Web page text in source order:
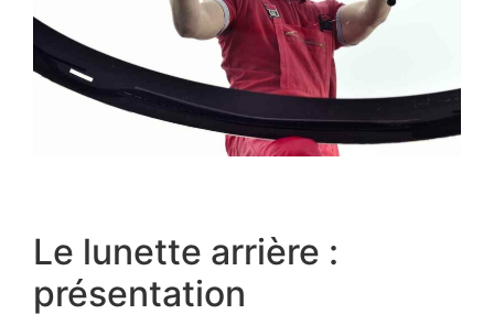
Le lunette arrière :
présentation